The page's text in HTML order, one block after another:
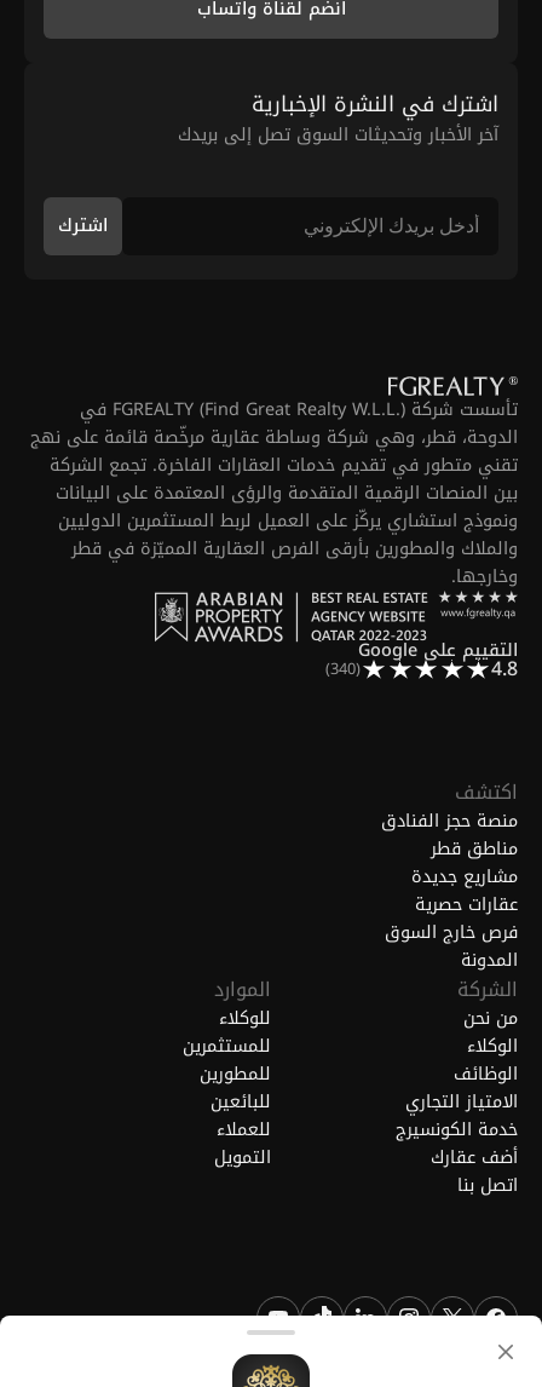
انضم لقناة واتساب
اشترك في النشرة الإخبارية
آخر الأخبار وتحديثات السوق تصل إلى بريدك
اشترك
تأسست شركة FGREALTY (Find Great Realty W.L.L.) في
الدوحة، قطر، وهي شركة وساطة عقارية مرخّصة قائمة على نهج
تقني متطور في تقديم خدمات العقارات الفاخرة. تجمع الشركة
بين المنصات الرقمية المتقدمة والرؤى المعتمدة على البيانات
ونموذج استشاري يركّز على العميل لربط المستثمرين الدوليين
والملاك والمطورين بأرقى الفرص العقارية المميّزة في قطر
وخارجها.
التقييم على Google
4.8
(340)
اكتشف
منصة حجز الفنادق
مناطق قطر
مشاريع جديدة
عقارات حصرية
فرص خارج السوق
المدونة
الشركة
من نحن
الوكلاء
الوظائف
الامتياز التجاري
خدمة الكونسيرج
أضف عقارك
اتصل بنا
الموارد
للوكلاء
للمستثمرين
للمطورين
للبائعين
للعملاء
التمويل
هي علامة تجارية مسجلة لشركة فايند جريت ريالتي ذ.م.م قطر.